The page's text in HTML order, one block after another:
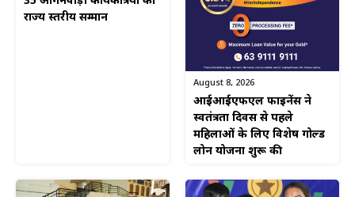
राज्य स्तरीय सम्मान
August 8, 2026
आईआईएफएल फाइनेंस ने
स्वतंत्रता दिवस से पहले
महिलाओं के लिए विशेष गोल्ड
लोन योजना शुरू की